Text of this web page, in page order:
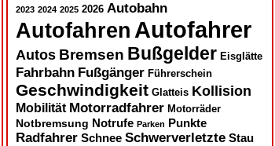
2023 2024 2025 2026 Autobahn
Autofahren Autofahrer
Autos Bremsen Bußgelder Eisglätte
Fahrbahn Fußgänger Führerschein
Geschwindigkeit Glatteis Kollision
Mobilität Motorradfahrer Motorräder
Notbremsung Notrufe Parken Punkte
Radfahrer Schnee Schwerverletzte Stau